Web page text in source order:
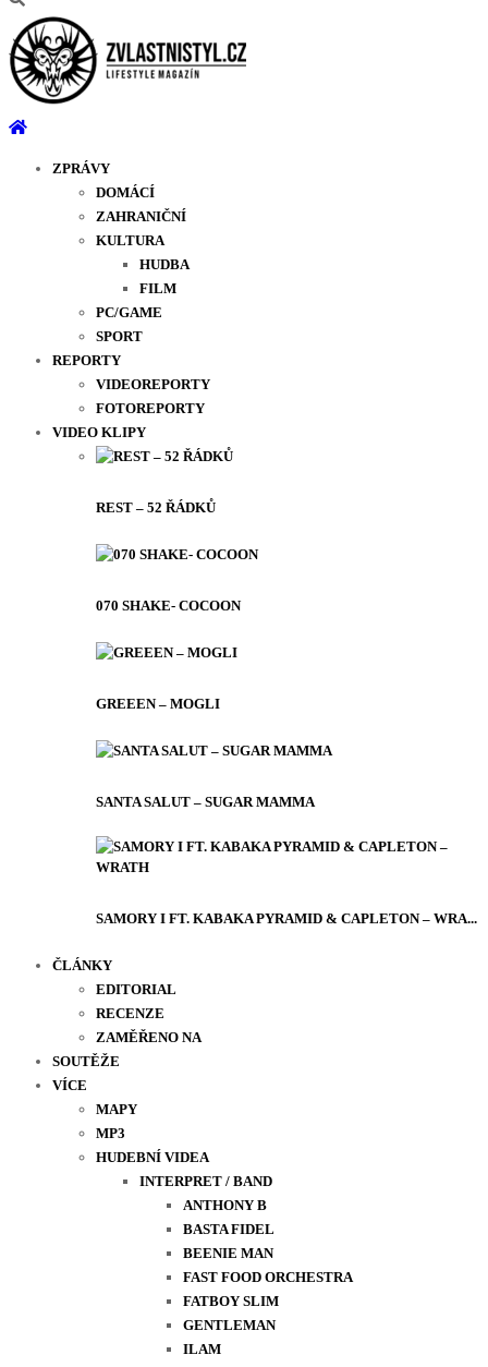
ZPRÁVY
DOMÁCÍ
ZAHRANIČNÍ
KULTURA
HUDBA
FILM
PC/GAME
SPORT
REPORTY
VIDEOREPORTY
FOTOREPORTY
VIDEO KLIPY
REST – 52 ŘÁDKŮ
070 SHAKE- COCOON
GREEEN – MOGLI
SANTA SALUT – SUGAR MAMMA
SAMORY I FT. KABAKA PYRAMID & CAPLETON – WRA...
ČLÁNKY
EDITORIAL
RECENZE
ZAMĚŘENO NA
SOUTĚŽE
VÍCE
MAPY
MP3
HUDEBNÍ VIDEA
INTERPRET / BAND
ANTHONY B
BASTA FIDEL
BEENIE MAN
FAST FOOD ORCHESTRA
FATBOY SLIM
GENTLEMAN
ILAM